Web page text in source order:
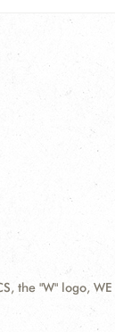
the "W" logo, WE